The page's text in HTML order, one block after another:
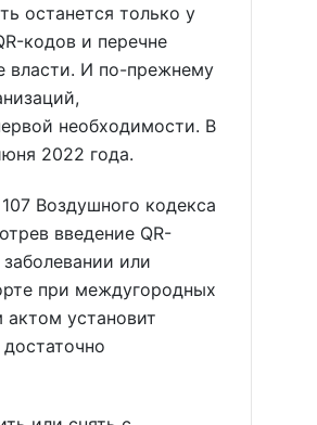
останется только у
кодов и перечне
власти. И по-прежнему
необходимости. В
2022 года.
Воздушного кодекса
введение QR-
или
при междугородных
установит